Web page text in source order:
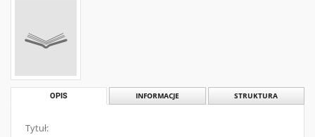
OPIS INFORMACJE STRUKTURA
Tytuł: